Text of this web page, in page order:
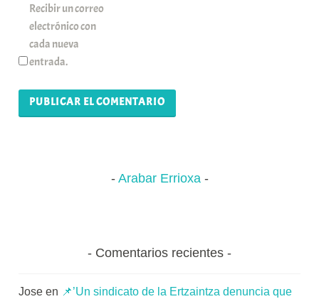
Recibir un correo
electrónico con
cada nueva
entrada.
Arabar Errioxa
Comentarios recientes
Jose en 📌’Un sindicato de la Ertzaintza denuncia que